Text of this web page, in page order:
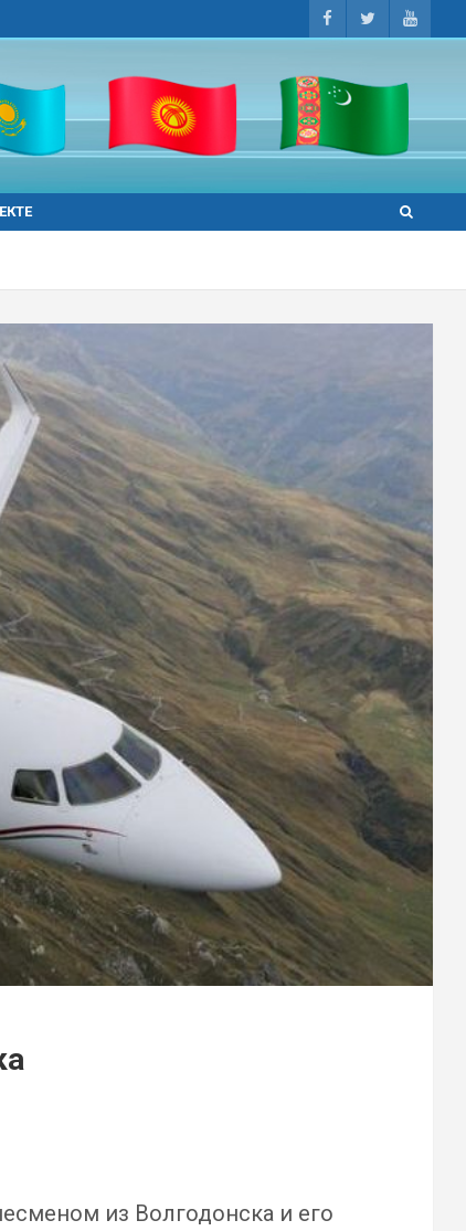
из Волгодонска и его